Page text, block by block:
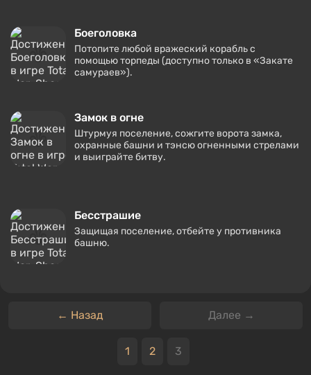
Боеголовка
Потопите любой вражеский корабль с
помощью торпеды (доступно только в «Закате
самураев»).
Замок в огне
Штурмуя поселение, сожгите ворота замка,
охранные башни и тэнсю огненными стрелами
и выиграйте битву.
Бесстрашие
Защищая поселение, отбейте у противника
башню.
← Назад Далее →
1 2 3